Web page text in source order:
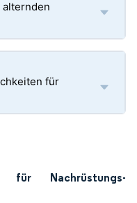
für
für Nachrüstungs-